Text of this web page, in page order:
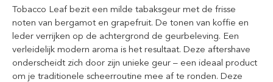
Tobacco Leaf bezit een milde tabaksgeur met de frisse
noten van bergamot en grapefruit. De tonen van koffie en
leder verrijken op de achtergrond de geurbeleving. Een
verleidelijk modern aroma is het resultaat. Deze aftershave
onderscheidt zich door zijn unieke geur – een ideaal product
om je traditionele scheerroutine mee af te ronden. Deze